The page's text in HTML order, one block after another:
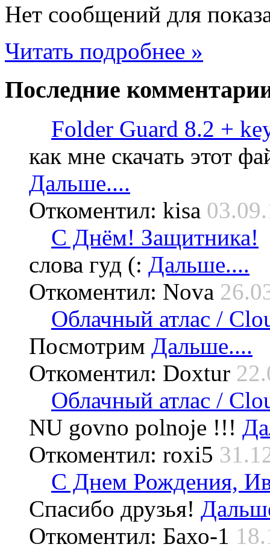
Нет сообщений для
Читать подробнее »
Последние
Folder Guard 8.2 +
как мне скачать этот
Дальше....
Откоментил: kisa
С Днём! Защитника!
слова гуд (: Дальше....
Откоментил: Nova
Облачный атлас /
Посмотрим Дальше....
Откоментил: Doxtur
Облачный атлас /
NU govno polnoje !!!
Откоментил: roxi5
С Днем Рождения,
Спасибо друзья!
Откоментил: Бахо-1